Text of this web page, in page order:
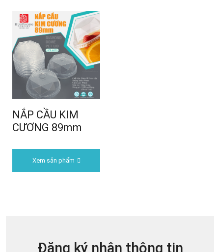
NẮP CẦU KIM
CƯƠNG 89mm
Xem sản phẩm
Đăng ký nhận thông tin